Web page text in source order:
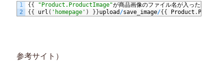
1
2
{{ "Product.ProductImage"が商品画像のファイル名が入った配列
{{ url ( 'homepage' ) }}upload /save image/{{ Product .
参考サイト）